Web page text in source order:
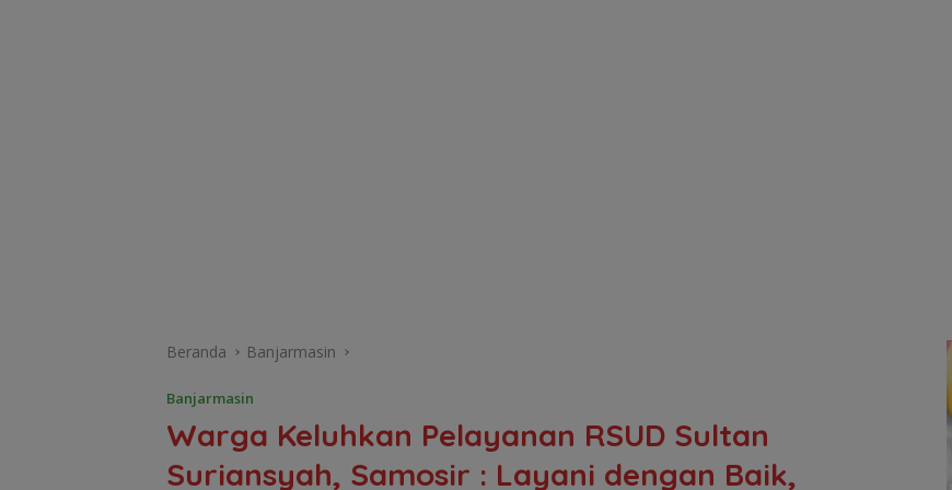
Beranda Banjarmasin
Banjarmasin
Warga Keluhkan Pelayanan RSUD Sultan
Suriansyah, Samosir : Layani dengan Baik,